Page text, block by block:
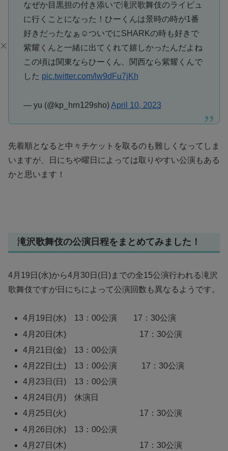
なぜか目黒担の付き添いで滝沢歌舞伎のライビュ
に行くことになった！ひーくんは景時の時が1番
好きだったなぁ☺️ついでにSHARKの時も好きで
紫耀くんと一緒に出てくれて嬉しかったんだよね
この頃は関東ならひーくん、関西なら紫耀くんで
した pic.twitter.com/lw9dFu7jKh
— yu (@kp_hrn129sho)April 10, 2023
先着順となると中々チケットを取るのも難しくなってしま
いますが、日にちや曜日によっては取りやすい公演もある
かと思います！
滝沢歌舞伎の公演日程をまとめてみました！
4月19日(水)から4月30日(日)までの全15公演行われる滝沢
歌舞伎ですが日にちによって公演回数も異なるようです。
4月19日(水) 13：00公演 17：30公演
4月20日(木) 17：30公演
4月21日(金) 13：00公演
4月22日(土) 13：00公演 17：30公演
4月23日(日) 13：00公演
4月24日(月) 休演日
4月25日(火) 17：30公演
4月26日(水) 13：00公演
4月27日(木) 17：30公演